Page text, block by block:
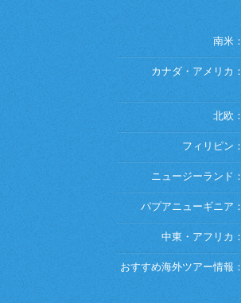
南米：
カナダ・アメリカ：
北欧：
フィリピン：
ニュージーランド：
パプアニューギニア：
中東・アフリカ：
おすすめ海外ツアー情報：